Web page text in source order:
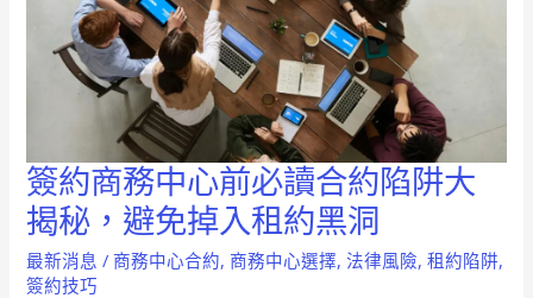
簽約商務中心前必讀合約陷阱大
揭秘，避免掉入租約黑洞
最新消息 / 商務中心合約, 商務中心選擇,法律風險,租約陷阱,
簽約技巧
簽
約
商
務